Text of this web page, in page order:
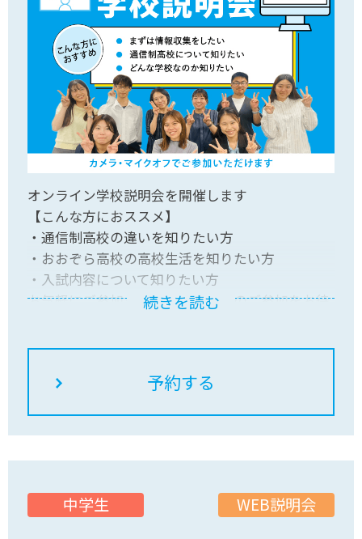
オンライン学校説明会を開催します
【こんな方におススメ】
・通信制高校の違いを知りたい方
・おおぞら高校の高校生活を知りたい方
・入試内容について知りたい方
お気軽にご参加ください！皆さんのご参加をお待
続きを読む
WEB説明会
中学生